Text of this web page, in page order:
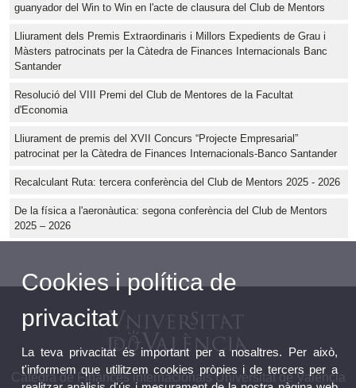
guanyador del Win to Win en l'acte de clausura del Club de Mentors
Lliurament dels Premis Extraordinaris i Millors Expedients de Grau i
Màsters patrocinats per la Càtedra de Finances Internacionals Banc
Santander
Resolució del VIII Premi del Club de Mentores de la Facultat
d'Economia
Lliurament de premis del XVII Concurs “Projecte Empresarial”
patrocinat per la Càtedra de Finances Internacionals-Banco Santander
Recalculant Ruta: tercera conferència del Club de Mentors 2025 - 2026
De la física a l'aeronàutica: segona conferència del Club de Mentors
2025 – 2026
Càtedra de Finances internacionals Universitat de València
Cookies i política de
privacitat
La teva privacitat és important per a nosaltres. Per això,
t'informem que utilitzem cookies pròpies i de tercers per a